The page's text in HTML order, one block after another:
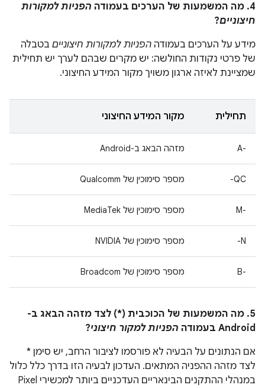
4. מה המשמעות של הערכים בעמודה
הפניות למקורות
חיצוניים?
מידע על הערכים בעמודה הפניות למקורות חיצוניים בטבלה
של פרטי נקודות החולשה: יש מקרים שבהם לערך יש תחילית
שמציינת לאיזה ארגון משויך מקור המידע החיצוני.
תחילית מקור המידע החיצוני
A-‎ מזהה הבאג ב-Android
QC- מספר סימוכין של Qualcomm
M-‎ מספר סימוכין של MediaTek
N- מספר סימוכין של NVIDIA
B-‎ מספר סימוכין של Broadcom
5. מה המשמעות של הכוכבית (*) לצד מזהה הבאג ב-
Android בעמודה
הפניות למקור חיצוני?
אם הנתונים על הבעיה לא פורסמו לציבור הרחב, יש סימן *
לצד מזהה ההפניה המתאים. העדכון לבעיה הזו בדרך כלל כלול
במנהלי ההתקנים הבינאריים העדכניים ביותר למכשירי Pixel